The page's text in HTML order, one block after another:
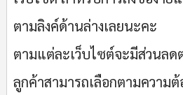
ตามลิงค์ด้านล่างเลยนะคะ
ตามแต่ละเว็บไซต์จะมีส่วนลด
ลูกค้าสามารถเลือกตามความต้